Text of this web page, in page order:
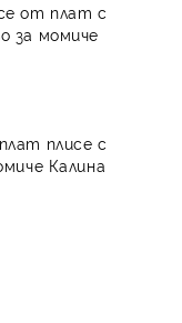
от плат с
за момиче
плисе с
Калина